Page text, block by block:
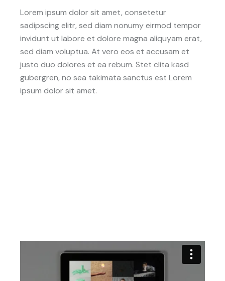
Lorem ipsum dolor sit amet, consetetur
sadipscing elitr, sed diam nonumy eirmod tempor
invidunt ut labore et dolore magna aliquyam erat,
sed diam voluptua. At vero eos et accusam et
justo duo dolores et ea rebum. Stet clita kasd
gubergren, no sea takimata sanctus est Lorem
ipsum dolor sit amet.